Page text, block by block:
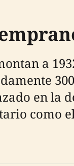
a
en la
como